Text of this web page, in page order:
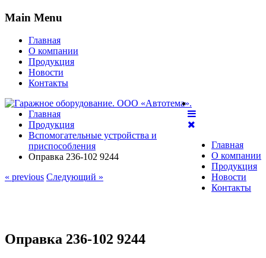
Main Menu
Главная
О компании
Продукция
Новости
Контакты
Главная
О компании
Продукция
Новости
Контакты
Главная
Продукция
Вспомогательные устройства и
приспособления
Оправка 236-102 9244
« previous Следующий »
Оправка 236-102 9244